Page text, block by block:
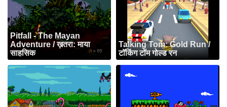
Pitfall - The Mayan
Adventure / ख़तरा: माया
साहसिक
Talking Tom: Gold Run /
टॉकिंग टॉम गोल्ड रन